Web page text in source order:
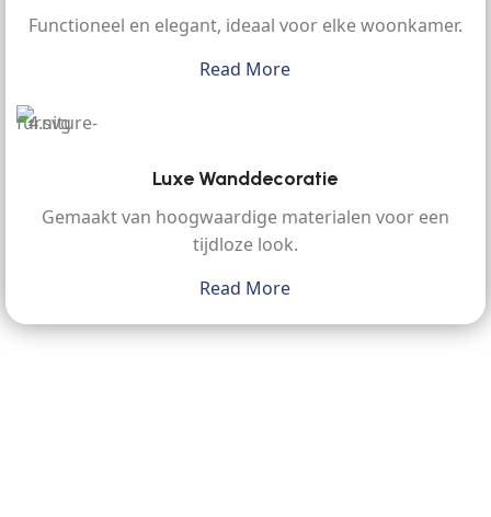
Functioneel en elegant, ideaal voor elke woonkamer.
Read More
Luxe Wanddecoratie
Gemaakt van hoogwaardige materialen voor een
tijdloze look.
Read More